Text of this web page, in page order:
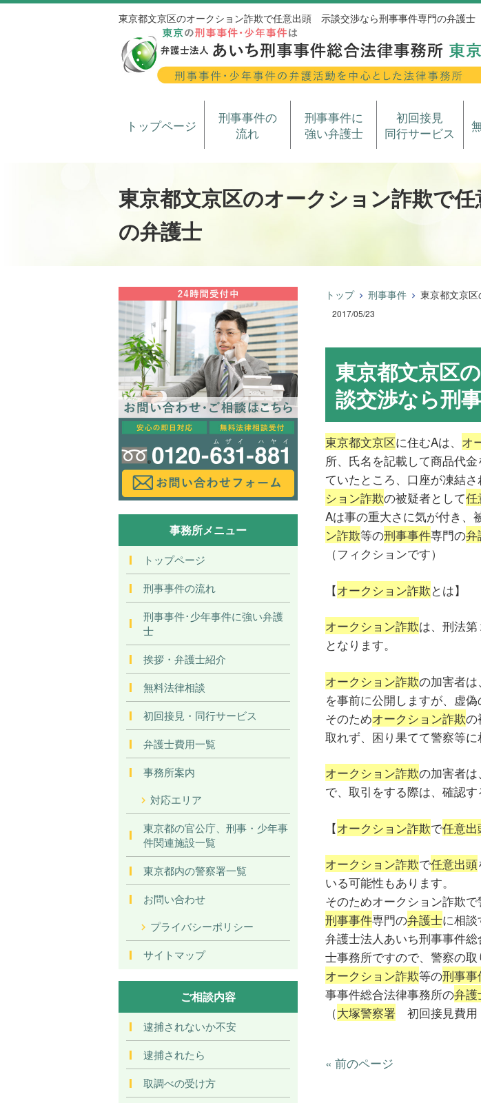
東京都文京区のオークション詐欺で任意出頭 示談交渉なら刑事事件専門の弁護士
トップページ
刑事事件の
流れ
刑事事件に
強い弁護士
初回接見
同行サービス
東京都文京区のオークション詐欺で
の弁護士
トップ 刑事事件 東京都文京
2017/05/23
東京都文京区
談交渉なら刑
東京都文京区に住むAは、 オ
所、氏名を記載して商品代
ていたところ、口座が凍結
ション詐欺の被疑者として任
Aは事の重大さに気が付き、
ン詐欺等の刑事事件専門の弁
（フィクションです）
【オークション詐欺とは】
オークション詐欺は、刑法
となります。
オークション詐欺の加害者
を事前に公開しますが、虚偽
そのためオークション詐欺の
取れず、困り果てて警察等に
オークション詐欺の加害者
で、取引をする際は、確認す
【オークション詐欺で任意出
オークション詐欺で任意出頭
いる可能性もあります。
そのためオークション詐欺で
刑事事件専門の弁護士に相談
弁護士法人あいち刑事事件総
士事務所ですので、警察の
オークション詐欺等の刑事事
事事件総合法律事務所の弁護
（大塚警察署 初回接見費用
« 前のページ
事務所メニュー
トップページ
刑事事件の流れ
刑事事件･少年事件に強い弁護
士
挨拶・弁護士紹介
無料法律相談
初回接見・同行サービス
弁護士費用一覧
事務所案内
対応エリア
東京都の官公庁、刑事・少年事
件関連施設一覧
東京都内の警察署一覧
お問い合わせ
プライバシーポリシー
サイトマップ
ご相談内容
逮捕されないか不安
逮捕されたら
取調べの受け方